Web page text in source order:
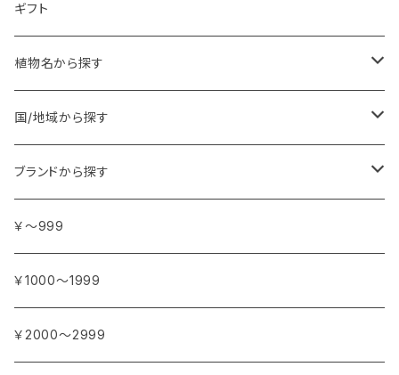
ギフト
植物名から探す
ア行
アンジェリカ
イランイラン
カ行
ガーデニア (クチナシ)
カカオ
サ行
シダーウッド
シナモン
タ行
タイム
ナ行
国/地域から探す
ヨーロッパ
フランス
イタリア
アフリカ
ブルキナファソ
南アフリカ
アジア
トルコ
ブランドから探す
アトリエ・ボヌール・ドゥ・ジュール
アンティカ・ドルチェリア・ボナイユート
オウロシカ
￥～999
￥1000～1999
￥2000～2999